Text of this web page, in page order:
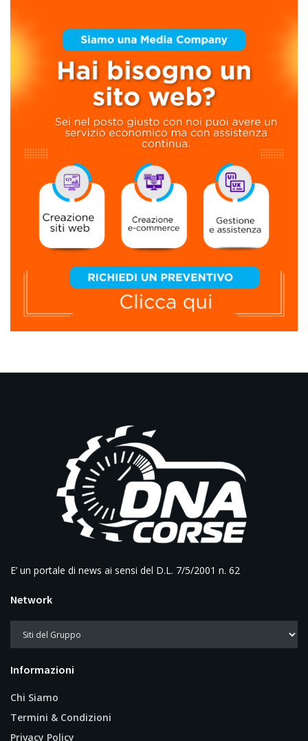
E’ un portale di news ai sensi del D.L. 7/5/2001 n. 62
Network
Informazioni
Chi Siamo
Termini & Condizioni
Privacy Policy